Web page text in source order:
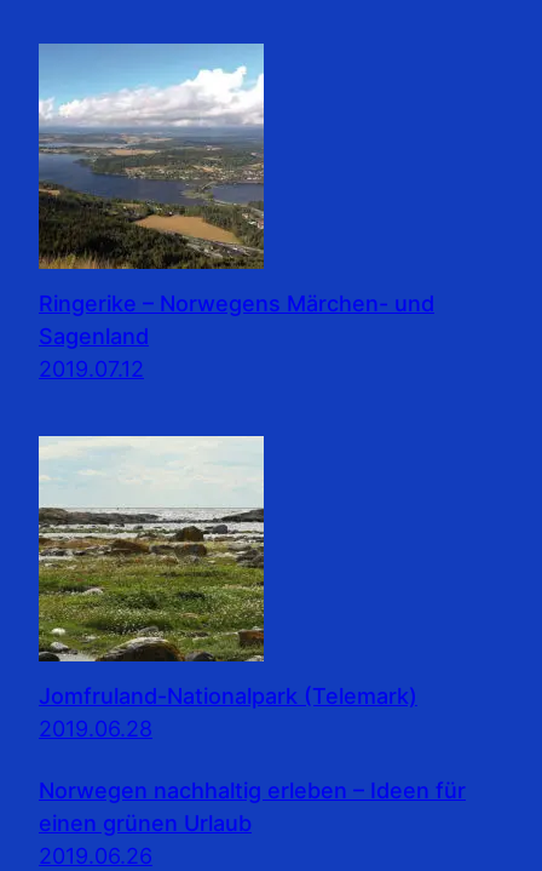
Ringerike – Norwegens Märchen- und
Sagenland
2019.07.12
Jomfruland-Nationalpark (Telemark)
2019.06.28
Norwegen nachhaltig erleben – Ideen für
einen grünen Urlaub
2019.06.26